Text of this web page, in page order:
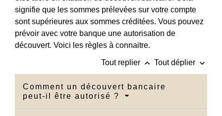
signifie que les sommes prélevées sur votre compte
sont supérieures aux sommes créditées. Vous pouvez
prévoir avec votre banque une autorisation de
découvert. Voici les règles à connaitre.
Tout replier keyboard_arrow_up Tout déplier keyboard_arrow_down
Comment un découvert bancaire
peut-il être autorisé ?